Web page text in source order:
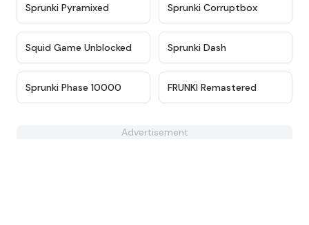
Sprunki Pyramixed ★
Sprunki Corruptbox
★ 4.6
Squid Game Unblocked Sprunki Dash
★
Sprunki Phase 10000 ★
FRUNKI Remastered
Advertisement